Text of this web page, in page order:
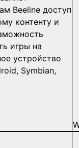
Beeline доступ
контенту и
игры на
устройство
Symbian,